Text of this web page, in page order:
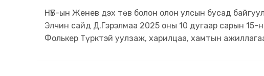
НҮБ-ын Женев дэх төв болон олон улсын бусад
Элчин сайд Д.Гэрэлмаа 2025 оны 10 дугаар сарын
Фолькер Түрктэй уулзаж, харилцаа, хамтын